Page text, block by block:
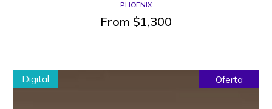
PHOENIX
From $1,300
Oferta
Digital